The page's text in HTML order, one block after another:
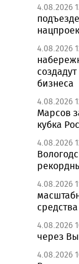
4.08.2026
4.08.2026
бизнеса
4.08.2026
Марсов
кубка
4.08.2026
4.08.2026
4.08.2026
через
4.08.2026